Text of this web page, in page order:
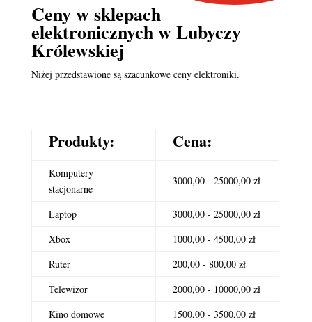
Ceny wsklepach
elektronicznychw Lubyczy
Królewskiej
Niżej przedstawione są szacunkowe ceny elektroniki.
Produkty: Cena:
Komputery
stacjonarne
3000,00 - 25000,00 zł
Laptop
3000,00 - 25000,00 zł
Xbox
1000,00 - 4500,00 zł
Ruter
200,00 - 800,00 zł
Telewizor
2000,00 - 10000,00 zł
Kino domowe
1500,00 - 3500,00 zł